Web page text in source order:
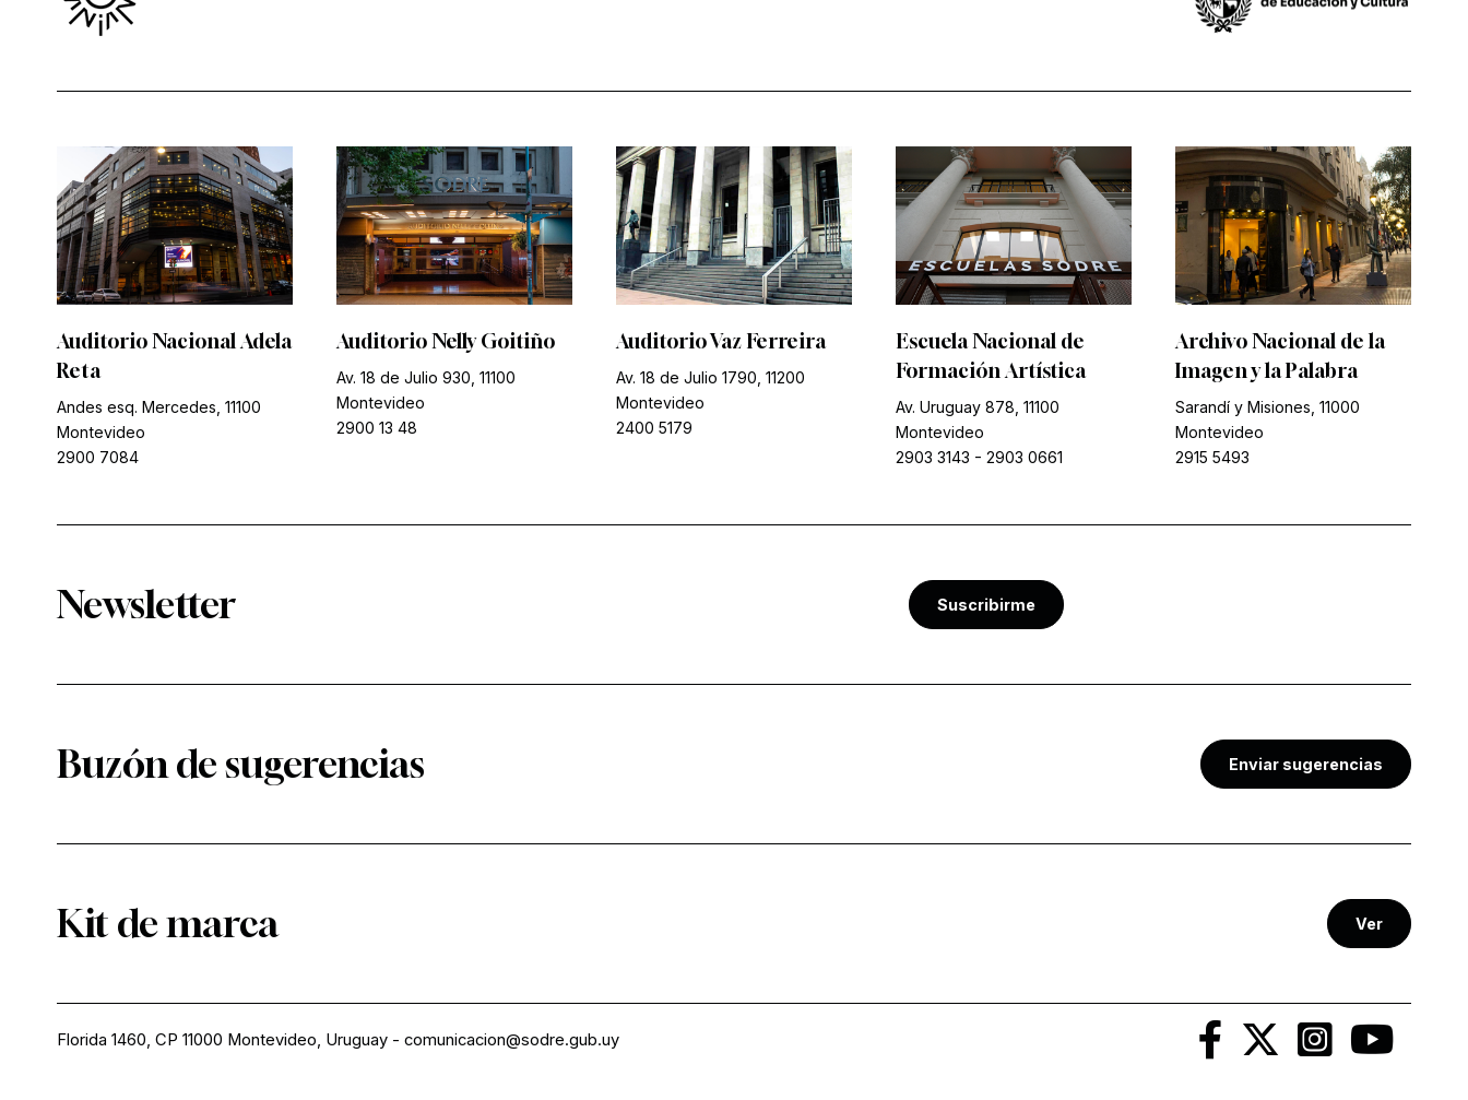
Auditorio Nacional Adela
Reta
Andes esq. Mercedes, 11100
Montevideo
2900 7084
Auditorio Nelly Goitiño
Av. 18 de Julio 930, 11100
Montevideo
2900 13 48
Auditorio Vaz Ferreira
Av. 18 de Julio 1790, 11200
Montevideo
2400 5179
Escuela Nacional de
Formación Artística
Av. Uruguay 878, 11100
Montevideo
2903 3143 - 2903 0661
Archivo Nacional de la
Imagen y la Palabra
Sarandí y Misiones, 11000
Montevideo
2915 5493
Newsletter Suscribirme
Buzón de sugerencias Enviar sugerencias
Kit de marca Ver
Florida 1460, CP 11000 Montevideo, Uruguay - comunicacion@sodre.gub.uy